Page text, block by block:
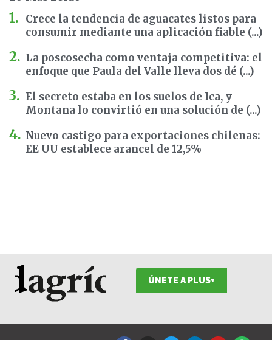
Crece la tendencia de aguacates listos para
consumir mediante una aplicación fiable (...)
La poscosecha como ventaja competitiva: el
enfoque que Paula del Valle lleva dos dé (...)
El secreto estaba en los suelos de Ica, y
Montana lo convirtió en una solución de (...)
Nuevo castigo para exportaciones chilenas:
EE UU establece arancel de 12,5%
ÚNETE A PLUS+
F
I
T
L
Y
S